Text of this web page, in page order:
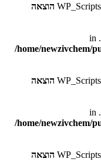
הוצאה
/home/newzivchem/
הוצאה
/home/newzivchem/
הוצאה